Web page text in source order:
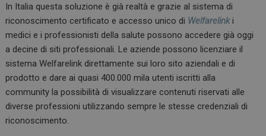
In Italia questa soluzione è già realtà e grazie al sistema di
riconoscimento certificato e accesso unico di Welfarelink i
medici e i professionisti della salute possono accedere già oggi
a decine di siti professionali. Le aziende possono licenziare il
sistema Welfarelink direttamente sui loro sito aziendali e di
prodotto e dare ai quasi 400.000 mila utenti iscritti alla
community la possibilità di visualizzare contenuti riservati alle
diverse professioni utilizzando sempre le stesse credenziali di
riconoscimento.